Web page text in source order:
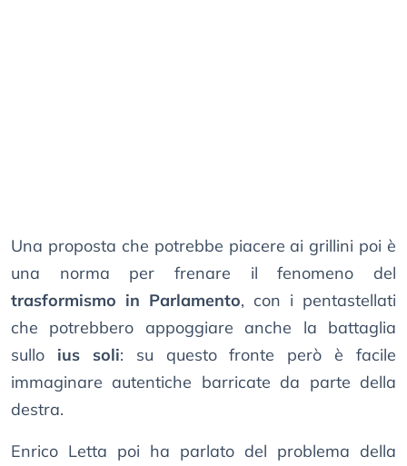
Una proposta che potrebbe piacere ai grillini poi è
una norma per frenare il fenomeno del
trasformismo in Parlamento, con i pentastellati
che potrebbero appoggiare anche la battaglia
sullo ius soli: su questo fronte però è facile
immaginare autentiche barricate da parte della
destra.
Enrico Letta poi ha parlato del problema della